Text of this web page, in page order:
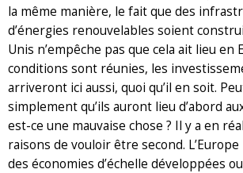
la même manière, le fait que des
d’énergies renouvelables soient
Unis n’empêche pas que cela ait lieu en
conditions sont réunies, les
arriveront ici aussi, quoi qu’il en soit.
simplement qu’ils auront lieu d’abord
est-ce une mauvaise chose ? Il y a en
raisons de vouloir être second.
des économies d’échelle développées